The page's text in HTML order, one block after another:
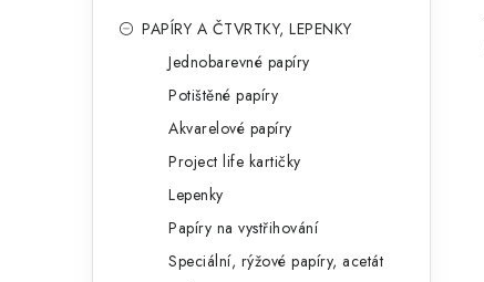
PAPÍRY A ČTVRTKY, LEPENKY
Jednobarevné papíry
Potištěné papíry
Akvarelové papíry
Project life kartičky
Lepenky
Papíry na vystřihování
Speciální, rýžové papíry, acetát